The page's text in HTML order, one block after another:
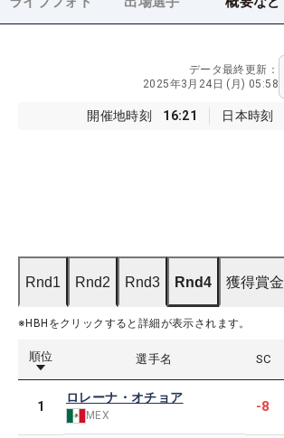
開催地時刻 16:21 日本時刻
データ最終更新：
2025年3月24日 (月) 05:58
Rnd1 Rnd2 Rnd3 Rnd4 獲得賞金
※HBHをクリックすると詳細が表示されます。
順位 選手名 SC
1
ロレーナ・オチョア
MEX
-8